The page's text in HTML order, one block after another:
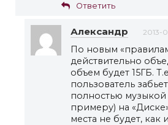
Ответить
Александр 2013-
По новым
действительно
объем будет 15ГБ.
пользователь
полностью
примеру) на
места не будет, как